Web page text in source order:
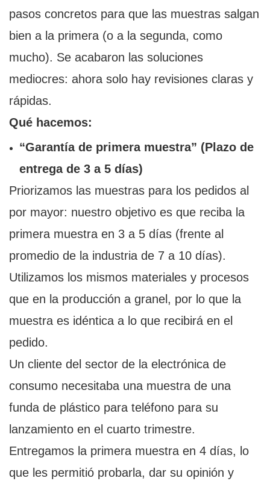
pasos concretos para que las muestras salgan
bien a la primera (o a la segunda, como
mucho). Se acabaron las soluciones
mediocres: ahora solo hay revisiones claras y
rápidas.
Qué hacemos:
“Garantía de primera muestra” (Plazo de
entrega de 3 a 5 días)
Priorizamos las muestras para los pedidos al
por mayor: nuestro objetivo es que reciba la
primera muestra en 3 a 5 días (frente al
promedio de la industria de 7 a 10 días).
Utilizamos los mismos materiales y procesos
que en la producción a granel, por lo que la
muestra es idéntica a lo que recibirá en el
pedido.
Un cliente del sector de la electrónica de
consumo necesitaba una muestra de una
funda de plástico para teléfono para su
lanzamiento en el cuarto trimestre.
Entregamos la primera muestra en 4 días, lo
que les permitió probarla, dar su opinión y